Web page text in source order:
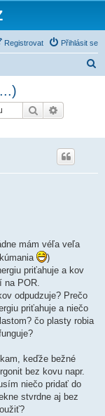
Přihlásit se
Registrovat
Hledat
mám véľa veľa
)
priťahuje a kov
na POR.
odpudzuje? Prečo
priťahuje a niečo
čo plasty robia
keďže bežné
bez kovu napr.
niečo pridať do
stvrdne aj bez